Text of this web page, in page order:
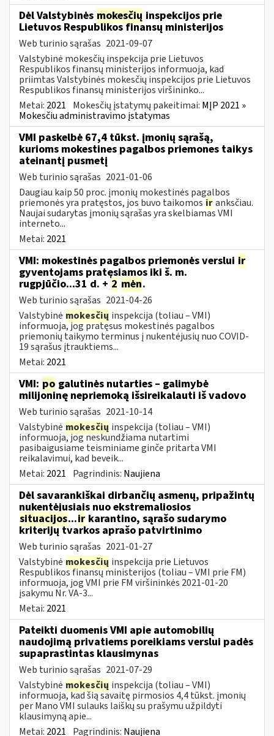
Dėl Valstybinės mokesčių inspekcijos prie
Lietuvos Respublikos finansų ministerijos
Web turinio sąrašas 2021-09-07
Valstybinė mokesčių inspekcija prie Lietuvos
Respublikos finansų ministerijos informuoja, kad
priimtas Valstybinės mokesčių inspekcijos prie Lietuvos
Respublikos finansų ministerijos viršininko...
Metai: 2021 Mokesčių įstatymų pakeitimai: MĮP 2021 »
Mokesčiu administravimo įstatymas
VMI paskelbė 67,4 tūkst. įmonių sąrašą,
kurioms mokestines pagalbos priemones taikys
ateinantį pusmetį
Web turinio sąrašas 2021-01-06
Daugiau kaip 50 proc. įmonių mokestinės pagalbos
priemonės yra pratęstos, jos buvo taikomos iranksčiau.
Naujai sudarytas įmonių sąrašas yra skelbiamas VMI
interneto...
Metai: 2021
VMI: mokestinės pagalbos priemonės verslui ir
gyventojams pratęsiamos iki š. m.
rugpjūčio...31 d. + 2 mėn.
Web turinio sąrašas 2021-04-26
Valstybinė mokesčių inspekcija (toliau – VMI)
informuoja, jog pratęsus mokestinės pagalbos
priemonių taikymo terminus į nukentėjusių nuo COVID-
19 sąrašus įtrauktiems...
Metai: 2021
VMI: po galutinės nutarties – galimybė
milijoninę nepriemoką išsireikalauti iš vadovo
Web turinio sąrašas 2021-10-14
Valstybinė mokesčių inspekcija (toliau – VMI)
informuoja, jog neskundžiama nutartimi
pasibaigusiame teisminiame ginče pritarta VMI
reikalavimui, kad beveik...
Metai: 2021 Pagrindinis: Naujiena
Dėl savarankiškai dirbančių asmenų, pripažintų
nukentėjusiais nuo ekstremaliosios
situacijos...ir karantino, sąrašo sudarymo
kriterijų tvarkos aprašo patvirtinimo
Web turinio sąrašas 2021-01-27
Valstybinė mokesčių inspekcija prie Lietuvos
Respublikos finansų ministerijos (toliau – VMI prie FM)
informuoja, jog VMI prie FM viršininkės 2021-01-20
įsakymu Nr. VA-3...
Metai: 2021
Pateikti duomenis VMI apie automobilių
naudojimą privatiems poreikiams verslui padės
supaprastintas klausimynas
Web turinio sąrašas 2021-07-29
Valstybinė mokesčių inspekcija (toliau – VMI)
informuoja, kad šią savaitę pirmosios 4,4 tūkst. įmonių
per Mano VMI sulauks laiškų su prašymu užpildyti
klausimyną apie...
Metai: 2021 Pagrindinis: Naujiena